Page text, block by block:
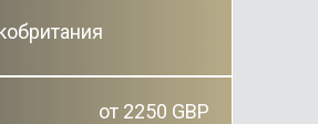
от 2250 GBP